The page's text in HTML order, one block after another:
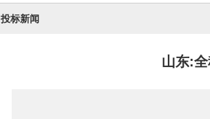
投标新闻
山东: